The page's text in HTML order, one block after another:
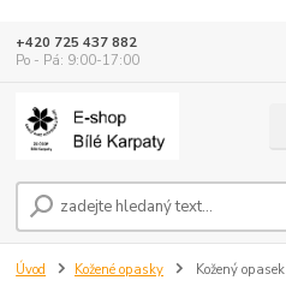
+420 725 437 882
Po - Pá: 9:00-17:00
Úvod Kožené opasky Kožený